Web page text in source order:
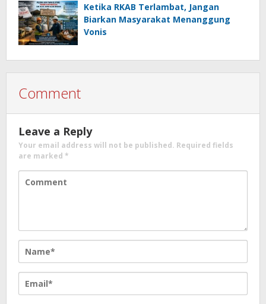
Ketika RKAB Terlambat, Jangan
Biarkan Masyarakat Menanggung
Vonis
Comment
Leave a Reply
Your email address will not be published. Required fields
are marked *